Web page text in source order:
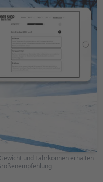
und Fahrkönnen erhalten